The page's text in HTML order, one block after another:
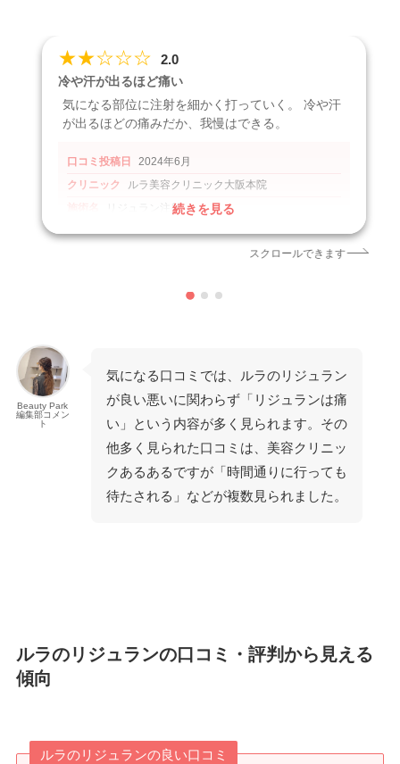
★★☆☆☆ 2.0
冷や汗が出るほど痛い
気になる部位に注射を細かく打っていく。 冷や汗
が出るほどの痛みだか、我慢はできる。
口コミ投稿日
2024年6月
クリニック
ルラ美容クリニック大阪本院
リジュラン注射
引用元 https://tribeau.jp/diaries/140377
続きを見る
スクロールできます
Beauty Park
編集部コメン
ト
気になる口コミでは、ルラのリジュラン
が良い悪いに関わらず「リジュランは痛
い」という内容が多く見られます。その
他多く見られた口コミは、美容クリニッ
クあるあるですが「時間通りに行っても
待たされる」などが複数見られました。
ルラのリジュランの口コミ・評判から見える
傾向
ルラのリジュランの良い口コミ